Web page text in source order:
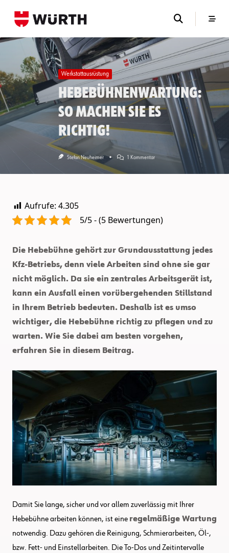
Werkstattausrüstung
Hebebühnenwartung:
So machen Sie es
richtig!
Stefan Neuheimer 1 KommentarZu
Hebebühnenwartung:
Aufrufe: 4.305
5/5 - (5 Bewertungen)
Die Hebebühne gehört zur Grundausstattung jedes
Kfz-Betriebs, denn viele Arbeiten sind ohne sie gar
nicht möglich. Da sie ein zentrales Arbeitsgerät ist,
kann ein Ausfall einen vorübergehenden Stillstand
in Ihrem Betrieb bedeuten. Deshalb ist es umso
wichtiger, die Hebebühne richtig zu pflegen und zu
warten. Wie Sie dabei am besten vorgehen,
erfahren Sie in diesem Beitrag.
Damit Sie lange, sicher und vor allem zuverlässig mit Ihrer
Hebebühne arbeiten können, ist eine regelmäßige Wartung
notwendig. Dazu gehören die Reinigung, Schmierarbeiten, Öl-,
bzw. Fett- und Einstellarbeiten. Die To-Dos und Zeitintervalle